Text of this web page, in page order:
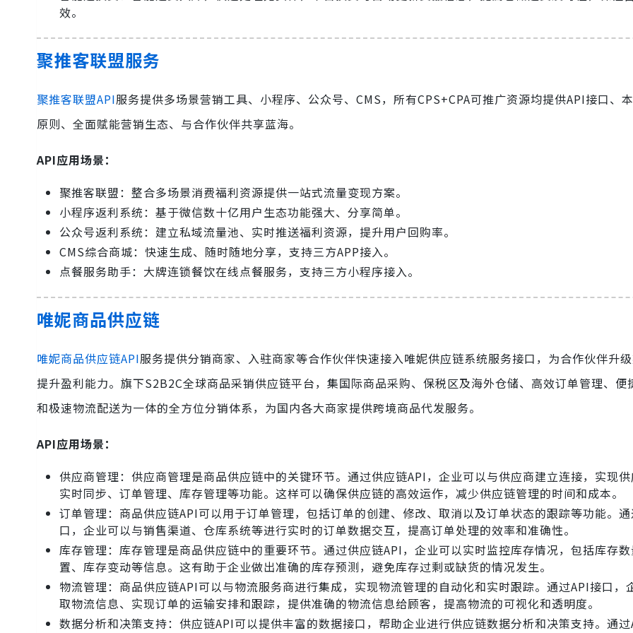
效。
聚推客联盟服务
聚推客联盟API服务提供多场景营销工具、小程序、公众号、CMS，所有CPS+CPA可推广资源均提供API接口、
原则、全面赋能营销生态、与合作伙伴共享蓝海。
API应用场景：
聚推客联盟：整合多场景消费福利资源提供一站式流量变现方案。
小程序返利系统：基于微信数十亿用户生态功能强大、分享简单。
公众号返利系统：建立私域流量池、实时推送福利资源，提升用户回购率。
CMS综合商城：快速生成、随时随地分享，支持三方APP接入。
点餐服务助手：大牌连锁餐饮在线点餐服务，支持三方小程序接入。
唯妮商品供应链
唯妮商品供应链API服务提供分销商家、入驻商家等合作伙伴快速接入唯妮供应链系统服务接口，为合作伙伴升级
提升盈利能力。旗下S2B2C全球商品采销供应链平台，集国际商品采购、保税区及海外仓储、高效订单管理、便
和极速物流配送为一体的全方位分销体系，为国内各大商家提供跨境商品代发服务。
API应用场景：
供应商管理：供应商管理是商品供应链中的关键环节。通过供应链API，企业可以与供应商建立连接，实现
实时同步、订单管理、库存管理等功能。这样可以确保供应链的高效运作，减少供应链管理的时间和成本。
订单管理：商品供应链API可以用于订单管理，包括订单的创建、修改、取消以及订单状态的跟踪等功能。
口，企业可以与销售渠道、仓库系统等进行实时的订单数据交互，提高订单处理的效率和准确性。
库存管理：库存管理是商品供应链中的重要环节。通过供应链API，企业可以实时监控库存情况，包括库存
置、库存变动等信息。这有助于企业做出准确的库存预测，避免库存过剩或缺货的情况发生。
物流管理：商品供应链API可以与物流服务商进行集成，实现物流管理的自动化和实时跟踪。通过API接口，
取物流信息、实现订单的运输安排和跟踪，提供准确的物流信息给顾客，提高物流的可视化和透明度。
数据分析和决策支持：供应链API可以提供丰富的数据接口，帮助企业进行供应链数据分析和决策支持。通